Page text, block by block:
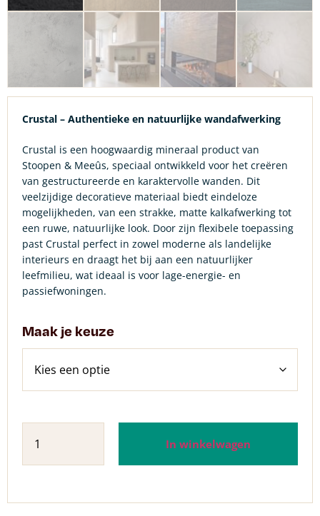
Crustal – Authentieke en natuurlijke wandafwerking
Crustal is een hoogwaardig mineraal product van
Stoopen & Meeûs, speciaal ontwikkeld voor het creëren
van gestructureerde en karaktervolle wanden. Dit
veelzijdige decoratieve materiaal biedt eindeloze
mogelijkheden, van een strakke, matte kalkafwerking tot
een ruwe, natuurlijke look. Door zijn flexibele toepassing
past Crustal perfect in zowel moderne als landelijke
interieurs en draagt het bij aan een natuurlijker
leefmilieu, wat ideaal is voor lage-energie- en
passiefwoningen.
Maak je keuze
In winkelwagen